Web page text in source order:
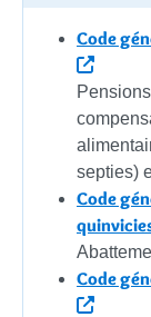
Code
septies)
Code
Code